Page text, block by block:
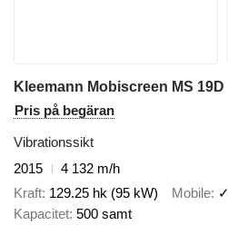
Kleemann Mobiscreen MS 19D
Pris på begäran
Vibrationssikt
2015
4 132 m/h
Kraft 129.25 hk (95 kW) Mobile ✓
Kapacitet 500 samt